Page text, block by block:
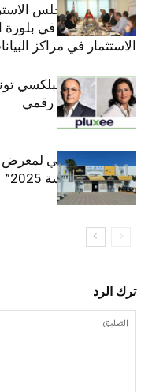
والعشرين للمجلس
القطاع الخاص في
الاستثمار في مراكز
قيادة مزدوجة لبلكسي
متسارع وتحول رقمي
الافتتاح الرسمي
“إنترتكس سوسة 2025”
ترك الرد